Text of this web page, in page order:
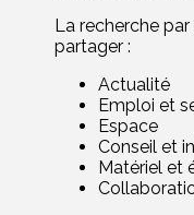
La recherche
partager :
Actualité
Emploi et
Espace
Conseil et
Matériel et